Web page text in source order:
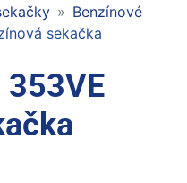
Benzínové
sekačka
353VE